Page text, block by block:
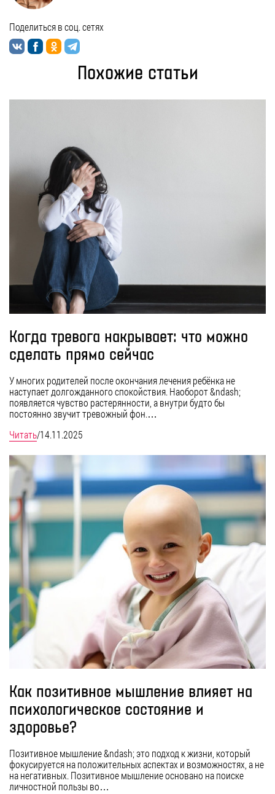
Поделиться в соц. сетях
Похожие статьи
Когда тревога накрывает: что можно
сделать прямо сейчас
У многих родителей после окончания лечения ребёнка не
наступает долгожданного спокойствия. Наоборот &ndash;
появляется чувство растерянности, а внутри будто бы
постоянно звучит тревожный фон.…
Читать/14.11.2025
Как позитивное мышление влияет на
психологическое состояние и
здоровье?
Позитивное мышление &ndash; это подход к жизни, который
фокусируется на положительных аспектах и возможностях, а не
на негативных. Позитивное мышление основано на поиске
личностной пользы во…